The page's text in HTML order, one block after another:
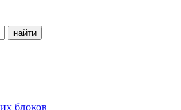
блоков